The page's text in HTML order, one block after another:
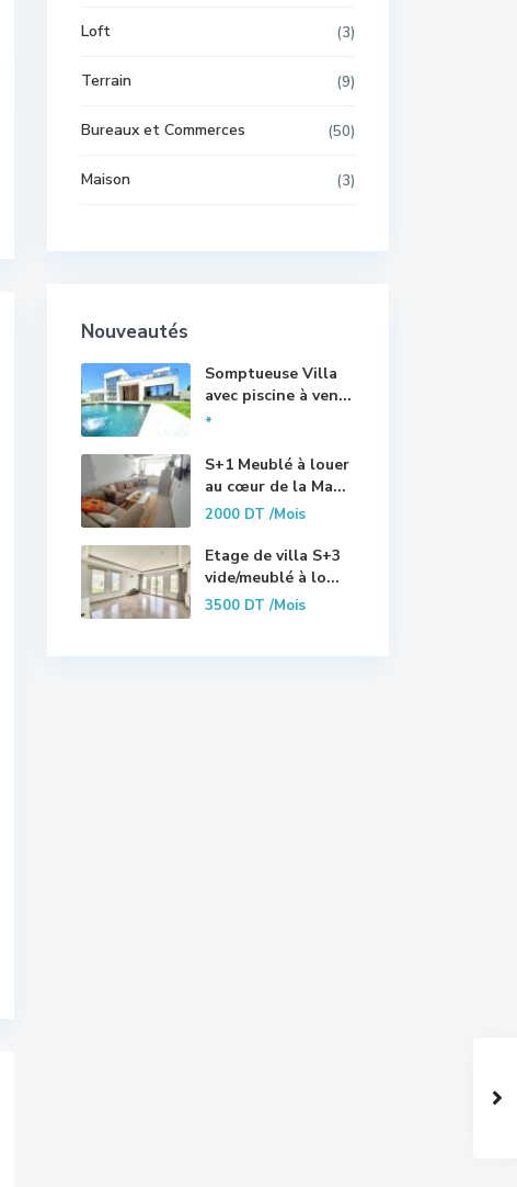
Loft (3)
Terrain (9)
Bureaux et Commerces (50)
Maison (3)
Nouveautés
Somptueuse Villa
avec piscine à ven...
*
S+1 Meublé à louer
au cœur de la Ma...
2000 DT/Mois
Etage de villa S+3
vide/meublé à lo...
3500 DT/Mois